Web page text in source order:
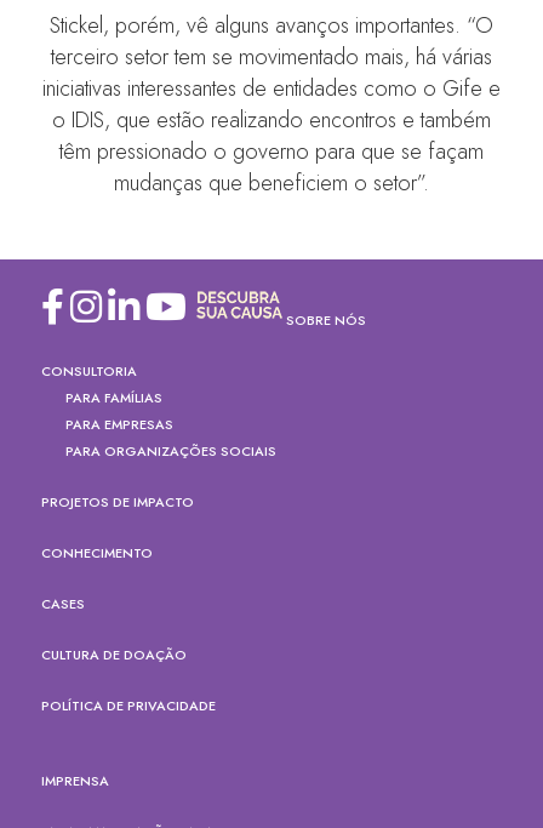
Stickel, porém, vê alguns avanços importantes. “O
terceiro setor tem se movimentado mais, há várias
iniciativas interessantes de entidades como o Gife e
o IDIS, que estão realizando encontros e também
têm pressionado o governo para que se façam
mudanças que beneficiem o setor”.
SOBRE NÓS
CONSULTORIA
PARA FAMÍLIAS
PARA EMPRESAS
PARA ORGANIZAÇÕES SOCIAIS
PROJETOS DE IMPACTO
CONHECIMENTO
CASES
CULTURA DE DOAÇÃO
POLÍTICA DE PRIVACIDADE
IMPRENSA